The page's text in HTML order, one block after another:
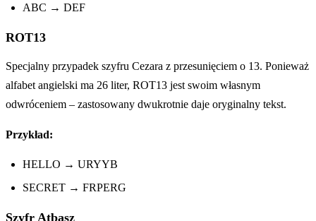
ABC → DEF
ROT13
Specjalny przypadek szyfru Cezara z przesunięciem o 13. Ponieważ
alfabet angielski ma 26 liter, ROT13 jest swoim własnym
odwróceniem – zastosowany dwukrotnie daje oryginalny tekst.
Przykład:
HELLO → URYYB
SECRET → FRPERG
Szyfr Atbasz